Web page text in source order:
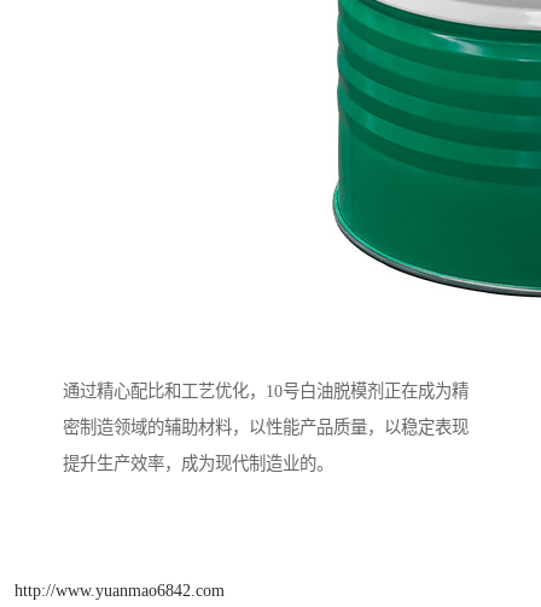
通过精心配比和工艺优化，10号白油脱模剂正在成为精
密制造领域的辅助材料，以性能产品质量，以稳定表现
提升生产效率，成为现代制造业的。
http://www.yuanmao6842.com